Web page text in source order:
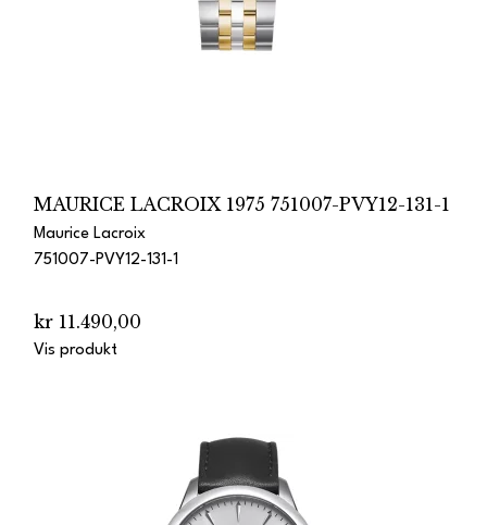
MAURICE LACROIX 1975 751007-PVY12-131-1
Maurice Lacroix
751007-PVY12-131-1
kr 11.490,00
Vis produkt